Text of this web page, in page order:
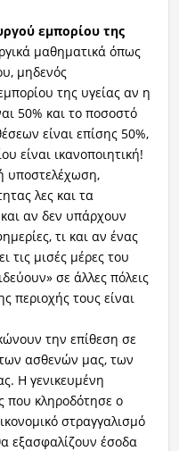
εμπορίου της
μαθηματικά όπως
μηδενός
της υγείας αν η
50% και το ποσοστό
είναι επίσης 50%,
είναι ικανοποιητική!
υποστελέχωση,
λες και τα
και αν δεν υπάρχουν
τι και αν ένας
τις μισές μέρες του
σε άλλες πόλεις
περιοχής τους είναι
την επίθεση σε
ασθενών μας, των
Η γενικευμένη
που κληροδότησε ο
στραγγαλισμό
εξασφαλίζουν έσοδα